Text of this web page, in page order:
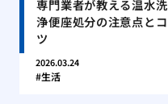
専門業者が教える温水洗
浄便座処分の注意点とコ
ツ
2026.03.24
生活